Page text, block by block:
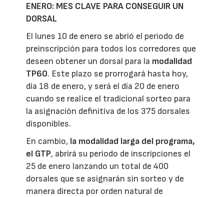
ENERO: MES CLAVE PARA CONSEGUIR UN
DORSAL
El lunes 10 de enero se abrió el periodo de
preinscripción para todos los corredores que
deseen obtener un dorsal para la modalidad
TP60. Este plazo se prorrogará hasta hoy,
día 18 de enero, y será el día 20 de enero
cuando se realice el tradicional sorteo para
la asignación definitiva de los 375 dorsales
disponibles.
En cambio, la modalidad larga del programa,
el GTP, abrirá su periodo de inscripciones el
25 de enero lanzando un total de 400
dorsales que se asignarán sin sorteo y de
manera directa por orden natural de